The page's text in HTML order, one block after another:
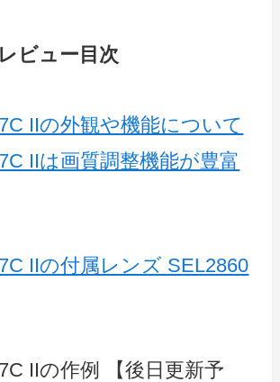
ビュー目次
IIの外観や機能について
IIは画質調整機能が豊富
IIの付属レンズ SEL2860
IIの作例 【後日更新予